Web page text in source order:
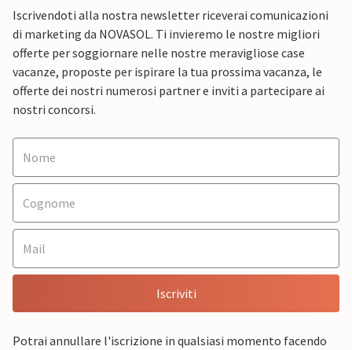
Iscrivendoti alla nostra newsletter riceverai comunicazioni
di marketing da NOVASOL. Ti invieremo le nostre migliori
offerte per soggiornare nelle nostre meravigliose case
vacanze, proposte per ispirare la tua prossima vacanza, le
offerte dei nostri numerosi partner e inviti a partecipare ai
nostri concorsi.
Iscriviti
Potrai annullare l'iscrizione in qualsiasi momento facendo